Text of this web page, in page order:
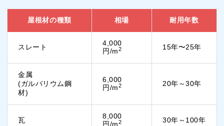
屋根材の種類 相場 耐用年数
スレート
4,000
円/m2 15年〜25年
金属
(ガルバリウム鋼
材)
6,000
円/m2 20年～30年
瓦
8,000
円/m2 30年～100年